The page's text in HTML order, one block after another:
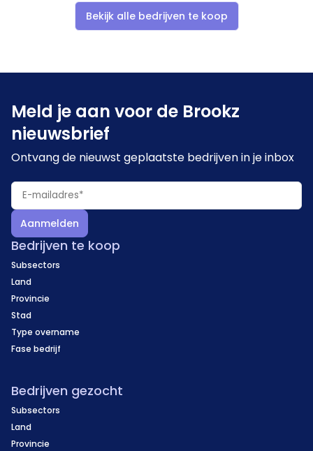
publieke organisaties en instellingen
Bekijk alle bedrijven te koop
Meld je aan voor de Brookz
nieuwsbrief
Ontvang de nieuwst geplaatste bedrijven in je inbox
Aanmelden
Bedrijven te koop
Subsectors
Land
Provincie
Stad
Type overname
Fase bedrijf
Bedrijven gezocht
Subsectors
Land
Provincie